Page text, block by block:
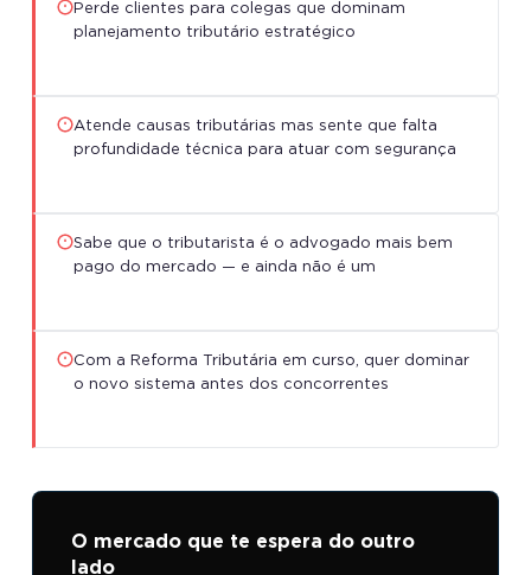
Perde clientes para colegas que dominam
planejamento tributário estratégico
Atende causas tributárias mas sente que falta
profundidade técnica para atuar com segurança
Sabe que o tributarista é o advogado mais bem
pago do mercado — e ainda não é um
Com a Reforma Tributária em curso, quer dominar
o novo sistema antes dos concorrentes
O mercado que te espera do outro
lado